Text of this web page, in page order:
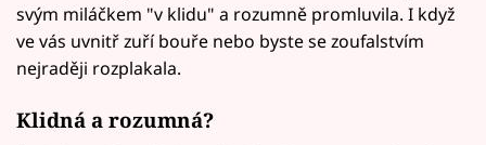
svým miláčkem "v klidu" a rozumně promluvila. I když
ve vás uvnitř zuří bouře nebo byste se zoufalstvím
nejraději rozplakala.
Klidná a rozumná?